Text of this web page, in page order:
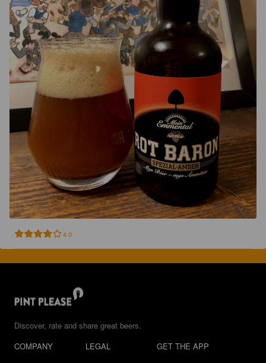
4.0
Discover, rate and share great beers.
COMPANY
LEGAL
GET THE APP